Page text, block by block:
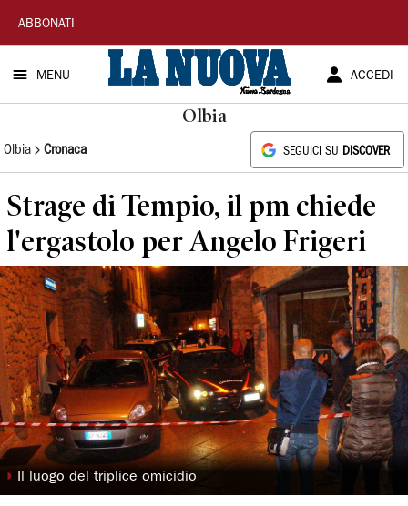
La
Nuova
Sardegna
ABBONATI
MENU ACCEDI
Olbia
Olbia Cronaca SEGUICI SU DISCOVER
Strage di Tempio, il pm chiede
l'ergastolo per Angelo Frigeri
◗ Il luogo del triplice omicidio